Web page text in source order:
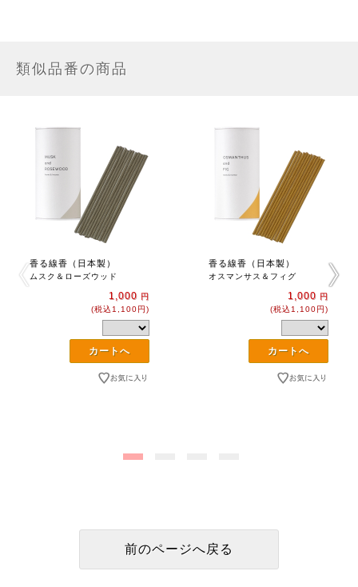
類似品番の商品
香る線香（日本製）
ムスク＆ローズウッド
1,000 円
(税込1,100円)
香る線香（日本製）
オスマンサス＆フィグ
1,000 円
(税込1,100円)